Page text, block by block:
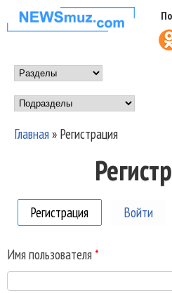
Перейти к
НОВОСТИ
МУЗЫКИ И
ШОУ БИЗНЕСА
NEWSMUZ.COM
Main menu
Подразделы
Главная» Регистрация
Регистрация (активная вкладка)
Войти
Имя пользователя *